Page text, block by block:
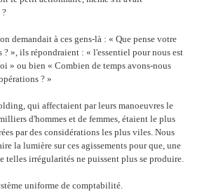
?
demandait à ces gens-là : « Que pense votre
? », ils répondraient : « l'essentiel pour nous est
» ou bien « Combien de temps avons-nous
? »
qui affectaient par leurs manoeuvres le
d'hommes et de femmes, étaient le plus
par des considérations les plus viles. Nous
la lumière sur ces agissements pour que, une
telles irrégularités ne puissent plus se produire.
uniforme de comptabilité.